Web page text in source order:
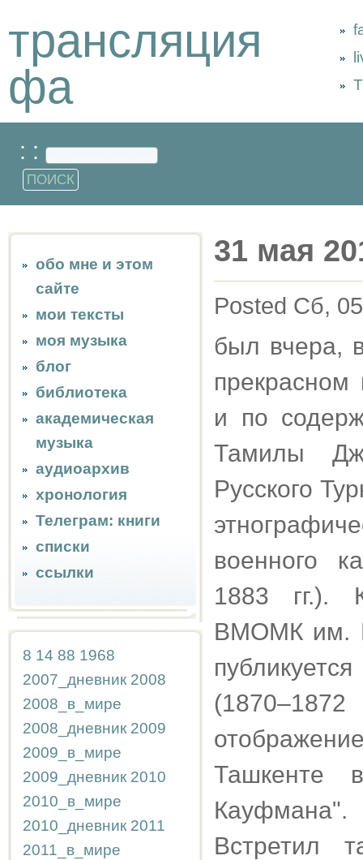
трансляция
фа
: :
обо мне и этом
сайте
мои тексты
моя музыка
блог
библиотека
академическая
музыка
аудиоархив
хронология
Телеграм: книги
списки
ссылки
8 14 88 1968
2007_дневник 2008
2008_в_мире
2008_дневник 2009
2009_в_мире
2009_дневник 2010
2010_в_мире
2010_дневник 2011
2011_в_мире
31 мая
Posted Сб,
был вчера,
прекрасном
и по
Тамилы
Русского
военного
1883 гг.).
ВМОМК им.
Ташкенте
Кауфмана".
Встретил